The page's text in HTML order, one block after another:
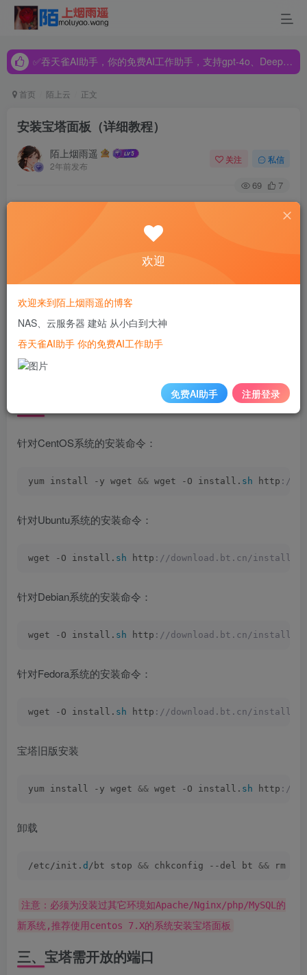
✅吞天雀AI助手，你的免费AI工作助手，支持gpt-4o、DeepSeek、Claude🔥🔥🔥🔥
✅吞天雀AI助手，你的免费AI工作助手，支持gpt-4o、DeepSeek、Claude🔥🔥🔥🔥
首页 陌上云 正文
安装宝塔面板（详细教程）
陌上烟雨遥
2年前发布
关注 私信
69 7
LAMP/LNMP/集群/监控/网站/FTP/数据库/JAVA等100多项服
务器管理功能。对于新手用云服务器来建站的话，宝塔面板
是一个非常好用的工具。
宝塔官网：
二、宝塔面板的安装命令
针对CentOS系统的安装命令：
yum install -y wget && wget -O install. sh http ://
针对Ubuntu系统的安装命令：
wget -O install. sh http ://download.bt.cn/install/
针对Debian系统的安装命令：
wget -O install. sh http ://download.bt.cn/install/
针对Fedora系统的安装命令：
wget -O install. sh http ://download.bt.cn/install/
宝塔旧版安装
yum install -y wget && wget -O install. sh http ://
卸载
/etc/init. d /bt stop && chkconfig --del bt && rm -
注意：必须为没装过其它环境如Apache/Nginx/php/MySQL的
新系统,推荐使用centos 7.X的系统安装宝塔面板
三、宝塔需开放的端口
欢迎
欢迎来到陌上烟雨遥的博客
NAS、云服务器 建站 从小白到大神
吞天雀AI助手 你的免费AI工作助手
免费AI助手 注册登录